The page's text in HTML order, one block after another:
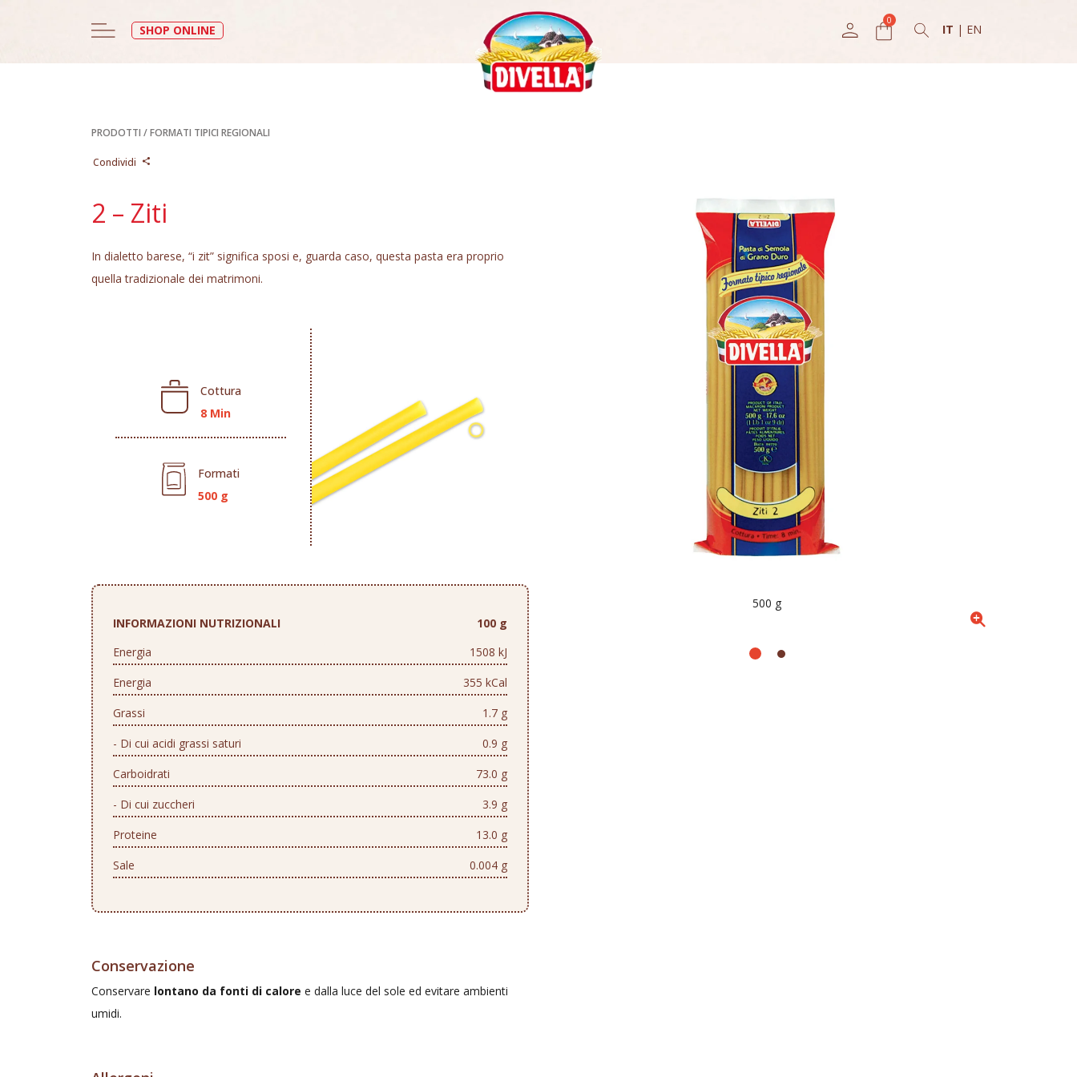
SHOP ONLINE IT | EN
PRODOTTI /FORMATI TIPICI REGIONALI
Condividi
2 – Ziti
In dialetto barese, “i zit” significa sposi e, guarda caso, questa pasta era proprio
quella tradizionale dei matrimoni.
Cottura
8 Min
Formati
500 g
INFORMAZIONI NUTRIZIONALI
100 g
Energia
1508 kJ
Energia
355 kCal
Grassi
1.7 g
- Di cui acidi grassi saturi
0.9 g
Carboidrati
73.0 g
- Di cui zuccheri
3.9 g
Proteine
13.0 g
Sale
0.004 g
Conservazione
Conservare lontano da fonti di calore e dalla luce del sole ed evitare ambienti
umidi.
500 g